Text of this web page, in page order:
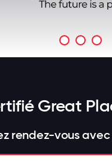
Great
rendez-vous